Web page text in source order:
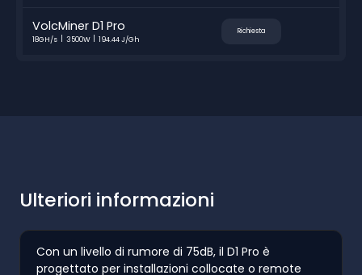
VolcMiner D1 Pro
18GH/s 3500W 194.44 J/Gh
Richiesta
Ulteriori informazioni
Con un livello di rumore di 75dB, il D1 Pro è
progettato per installazioni collocate o remote